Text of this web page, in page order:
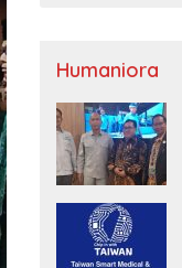
Humaniora